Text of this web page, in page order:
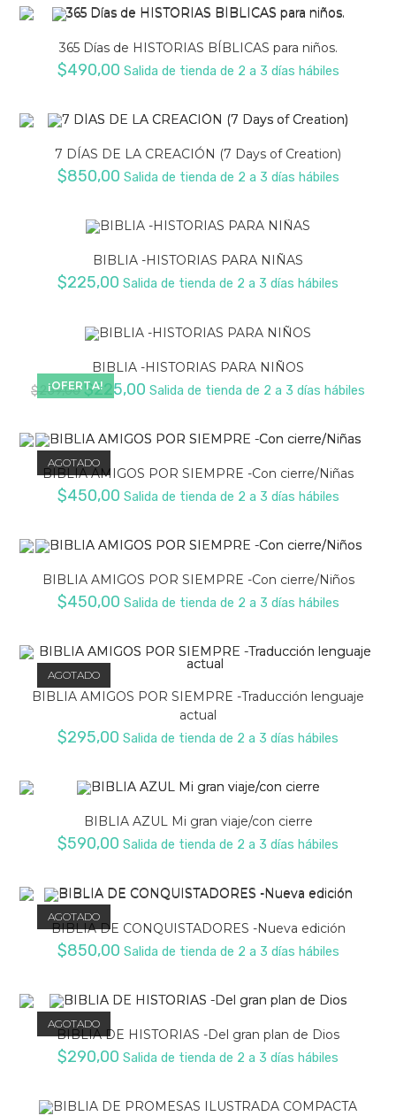
365 Días de HISTORIAS BÍBLICAS para niños.
$490,00 Salida de tienda de 2 a 3 días hábiles
7 DÍAS DE LA CREACIÓN (7 Days of Creation)
$850,00 Salida de tienda de 2 a 3 días hábiles
BIBLIA -HISTORIAS PARA NIÑAS
$225,00 Salida de tienda de 2 a 3 días hábiles
¡OFERTA!
BIBLIA -HISTORIAS PARA NIÑOS
$ 259,00 El
precio
era:
$259,00.
$225,00 El
es:
Salida de tienda de 2 a 3 días hábiles
AGOTADO
BIBLIA AMIGOS POR SIEMPRE -Con cierre/Niñas
$450,00 Salida de tienda de 2 a 3 días hábiles
BIBLIA AMIGOS POR SIEMPRE -Con cierre/Niños
$450,00 Salida de tienda de 2 a 3 días hábiles
AGOTADO
BIBLIA AMIGOS POR SIEMPRE -Traducción lenguaje
actual
$295,00 Salida de tienda de 2 a 3 días hábiles
BIBLIA AZUL Mi gran viaje/con cierre
$590,00 Salida de tienda de 2 a 3 días hábiles
AGOTADO
BIBLIA DE CONQUISTADORES -Nueva edición
$850,00 Salida de tienda de 2 a 3 días hábiles
AGOTADO
BIBLIA DE HISTORIAS -Del gran plan de Dios
$290,00 Salida de tienda de 2 a 3 días hábiles